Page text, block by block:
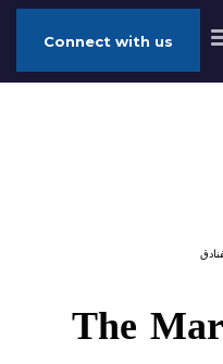
Connect with us
The